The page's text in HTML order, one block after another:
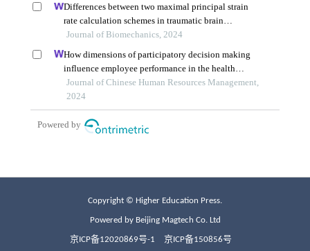
Copyright © Higher Education Press.
Powered by Beijing Magtech Co. Ltd
京ICP备12020869号-1 京ICP备150856号